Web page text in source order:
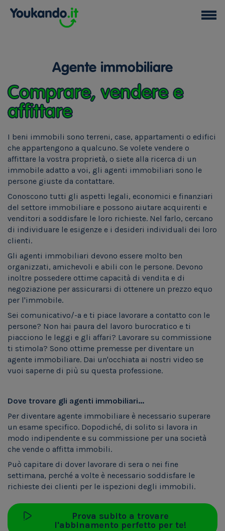
Agente immobiliare
Comprare, vendere e
affittare
I beni immobili sono terreni, case, appartamenti o edifici
che appartengono a qualcuno. Se volete vendere o
affittare la vostra proprietà, o siete alla ricerca di un
immobile adatto a voi, gli agenti immobiliari sono le
persone giuste da contattare.
Conoscono tutti gli aspetti legali, economici e finanziari
del settore immobiliare e possono aiutare acquirenti e
venditori a soddisfare le loro richieste. Nel farlo, cercano
di individuare le esigenze e i desideri individuali dei loro
clienti.
Gli agenti immobiliari devono essere molto ben
organizzati, amichevoli e abili con le persone. Devono
inoltre possedere ottime capacità di vendita e di
negoziazione per assicurarsi di ottenere un prezzo equo
per l'immobile.
Sei comunicativo/-a e ti piace lavorare a contatto con le
persone? Non hai paura del lavoro burocratico e ti
piacciono le leggi e gli affari? Lavorare su commissione
ti stimola? Sono ottime premesse per diventare un
agente immobiliare. Dai un'occhiata ai nostri video se
vuoi saperne di più su questa professione.
Dove trovare gli agenti immobiliari...
Per diventare agente immobiliare è necessario superare
un esame specifico. Dopodiché, di solito si lavora in
modo indipendente e su commissione per una società
che vende o affitta immobili.
Può capitare di dover lavorare di sera o nei fine
settimana, perché a volte è necessario soddisfare le
richieste dei clienti per le ispezioni degli immobili.
Prova subito a trovare
l'abbinamento perfetto per te!